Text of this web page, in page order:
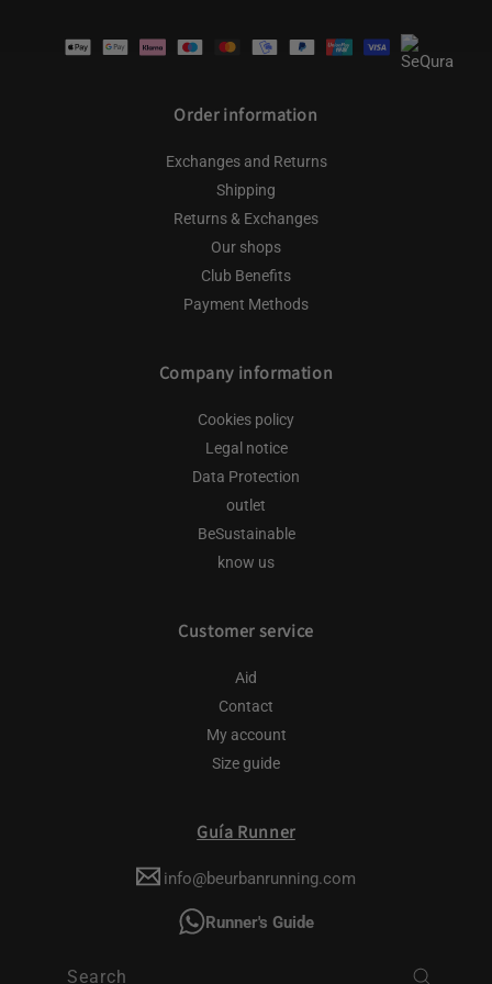
methods
Order information
Exchanges and Returns
Shipping
Returns & Exchanges
Our shops
Club Benefits
Payment Methods
Company information
Cookies policy
Legal notice
Data Protection
outlet
BeSustainable
know us
Customer service
Aid
Contact
My account
Size guide
Guía Runner
info@beurbanrunning.com
Runner's Guide
Search